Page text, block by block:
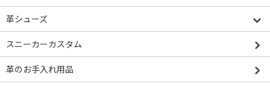
革シューズ
スニーカーカスタム
革のお手入れ用品